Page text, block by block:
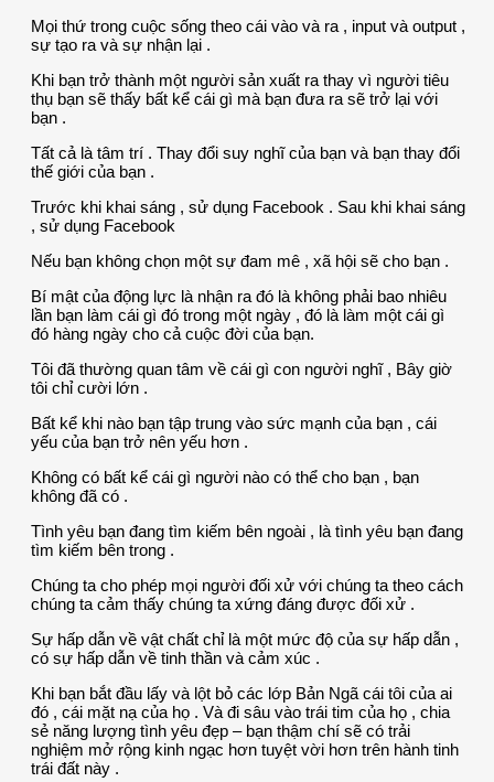
Mọi thứ trong cuộc sống theo cái vào và ra , input và output ,
sự tạo ra và sự nhận lại .
Khi bạn trở thành một người sản xuất ra thay vì người tiêu
thụ bạn sẽ thấy bất kể cái gì mà bạn đưa ra sẽ trở lại với
bạn .
Tất cả là tâm trí . Thay đổi suy nghĩ của bạn và bạn thay đổi
thế giới của bạn .
Trước khi khai sáng , sử dụng Facebook . Sau khi khai sáng
, sử dụng Facebook
Nếu bạn không chọn một sự đam mê , xã hội sẽ cho bạn .
Bí mật của động lực là nhận ra đó là không phải bao nhiêu
lần bạn làm cái gì đó trong một ngày , đó là làm một cái gì
đó hàng ngày cho cả cuộc đời của bạn.
Tôi đã thường quan tâm về cái gì con người nghĩ , Bây giờ
tôi chỉ cười lớn .
Bất kể khi nào bạn tập trung vào sức mạnh của bạn , cái
yếu của bạn trở nên yếu hơn .
Không có bất kể cái gì người nào có thể cho bạn , bạn
không đã có .
Tình yêu bạn đang tìm kiếm bên ngoài , là tình yêu bạn đang
tìm kiếm bên trong .
Chúng ta cho phép mọi người đối xử với chúng ta theo cách
chúng ta cảm thấy chúng ta xứng đáng được đối xử .
Sự hấp dẫn về vật chất chỉ là một mức độ của sự hấp dẫn ,
có sự hấp dẫn về tinh thần và cảm xúc .
Khi bạn bắt đầu lấy và lột bỏ các lớp Bản Ngã cái tôi của ai
đó , cái mặt nạ của họ . Và đi sâu vào trái tim của họ , chia
sẻ năng lượng tình yêu đẹp – bạn thậm chí sẽ có trải
nghiệm mở rộng kinh ngạc hơn tuyệt vời hơn trên hành tinh
trái đất này .